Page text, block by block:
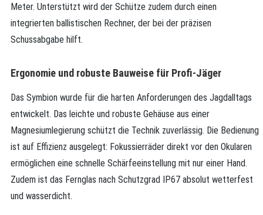
Meter. Unterstützt wird der Schütze zudem durch einen
integrierten ballistischen Rechner, der bei der präzisen
Schussabgabe hilft.
Ergonomie und robuste Bauweise für Profi-Jäger
Das Symbion wurde für die harten Anforderungen des Jagdalltags
entwickelt. Das leichte und robuste Gehäuse aus einer
Magnesiumlegierung schützt die Technik zuverlässig. Die Bedienung
ist auf Effizienz ausgelegt: Fokussierräder direkt vor den Okularen
ermöglichen eine schnelle Schärfeeinstellung mit nur einer Hand.
Zudem ist das Fernglas nach Schutzgrad IP67 absolut wetterfest
und wasserdicht.